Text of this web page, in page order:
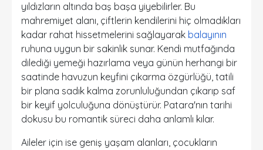
yıldızların altında baş başa yiyebilirler. Bu
mahremiyet alanı, çiftlerin kendilerini hiç olmadıkları
kadar rahat hissetmelerini sağlayarak balayının
ruhuna uygun bir sakinlik sunar. Kendi mutfağında
dilediği yemeği hazırlama veya günün herhangi bir
saatinde havuzun keyfini çıkarma özgürlüğü, tatili
bir plana sadık kalma zorunluluğundan çıkarıp saf
bir keyif yolculuğuna dönüştürür. Patara'nın tarihi
dokusu bu romantik süreci daha anlamlı kılar.
Aileler için ise geniş yaşam alanları, çocukların